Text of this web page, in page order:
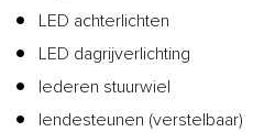
LED achterlichten
LED dagrijverlichting
lederen stuurwiel
lendesteunen (verstelbaar)